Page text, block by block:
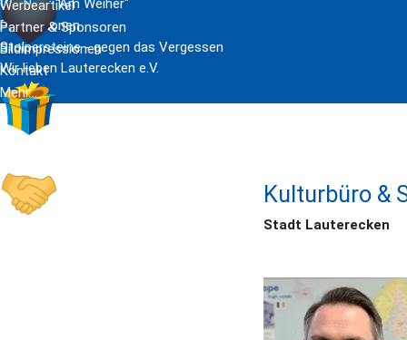
Grillplatz "Am Weiher"
Publikationen
Stolpersteine - gegen das Vergessen
Wir lieben Lauterecken e.V.
Werbeartikel
Partner & Sponsoren
Bildimpressionen
Kontakt
Mehr...
Kulturbüro &
Stadt Lauterecken